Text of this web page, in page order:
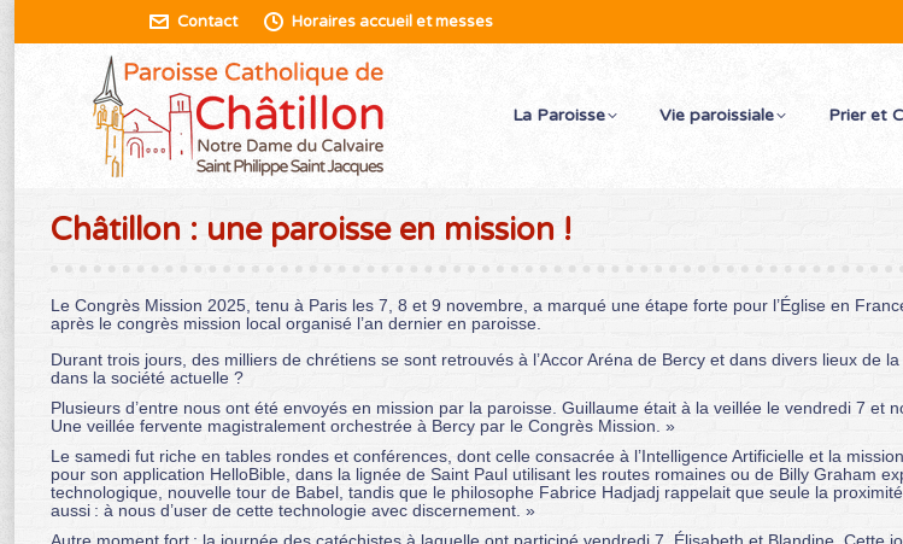
Contact Horaires accueil et messes
La Paroisse Vie paroissiale Prier et
Châtillon : une paroisse en mission !
Le Congrès Mission 2025, tenu à Paris les 7, 8 et 9 novembre, a marqué une étape forte pour l’Église en
après le congrès mission local organisé l’an dernier en paroisse.
Durant trois jours, des milliers de chrétiens se sont retrouvés à l’Accor Aréna de Bercy et dans divers lieux de
dans la société actuelle ?
Plusieurs d’entre nous ont été envoyés en mission par la paroisse. Guillaume était à la veillée le vendredi 7
Une veillée fervente magistralement orchestrée à Bercy par le Congrès Mission. »
Le samedi fut riche en tables rondes et conférences, dont celle consacrée à l’Intelligence Artificielle et la
pour son application HelloBible, dans la lignée de Saint Paul utilisant les routes romaines ou de Billy Graham
technologique, nouvelle tour de Babel, tandis que le philosophe Fabrice Hadjadj rappelait que seule la
aussi : à nous d’user de cette technologie avec discernement. »